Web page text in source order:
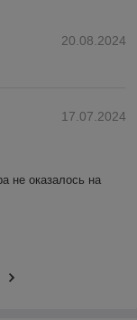
20.08.2024
17.07.2024
не оказалось на